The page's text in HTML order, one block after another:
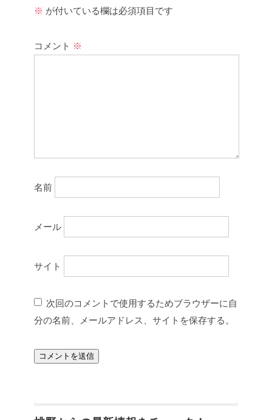
※ が付いている欄は必須項目です
コメント ※
名前
メール
サイト
次回のコメントで使用するためブラウザーに自
分の名前、メールアドレス、サイトを保存する。